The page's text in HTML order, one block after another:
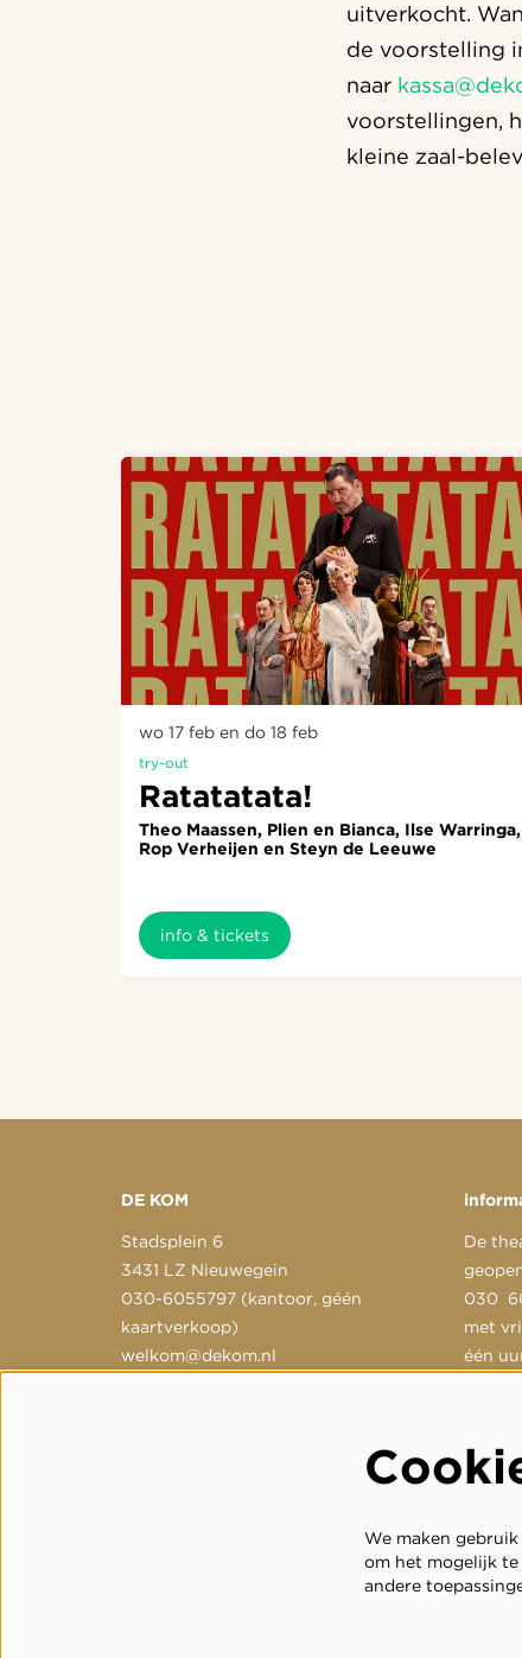
uitverkocht.
de voorstelling
naar
voorstellingen,
kleine zaal-
Ratatatata!
Theo Maassen, Plien en Bianca, Ilse Warringa,
Rop Verheijen en Steyn de Leeuwe
try-out
wo 17 feb en do 18 feb
info & tickets
DE KOM
Stadsplein 6
3431 LZ Nieuwegein
030-6055797 (kantoor, géén
kaartverkoop)
welkom@dekom.nl
De
030
met
één
We maken
om het mogelijk te
andere